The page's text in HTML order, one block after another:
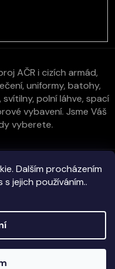
Dalším procházením
jejich používáním..
AČR i cizích armád,
uniformy, batohy,
polní láhve, spací
vybavení. Jsme Váš
vyberete.
práva vyhrazena.